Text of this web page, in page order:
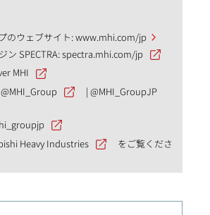
のウェブサイト:www.mhi.com/jp
ン SPECTRA:spectra.mhi.com/jp
MHI
@MHI_Group |@MHI_GroupJP
Heavy Industries
をご覧くださ